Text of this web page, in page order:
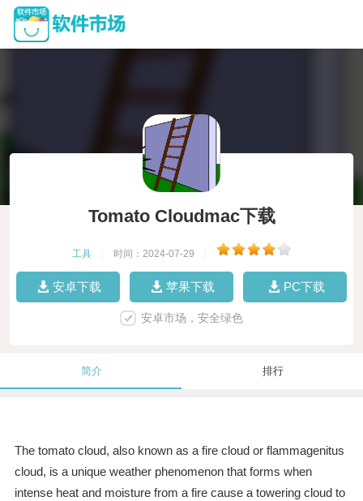
Tomato Cloudmac下载
工具 时间：2024-07-29
安卓下载 苹果下载 PC下载
安卓市场，安全绿色
简介 排行
The tomato cloud, also known as a fire cloud or flammagenitus
cloud, is a unique weather phenomenon that forms when
intense heat and moisture from a fire cause a towering cloud to